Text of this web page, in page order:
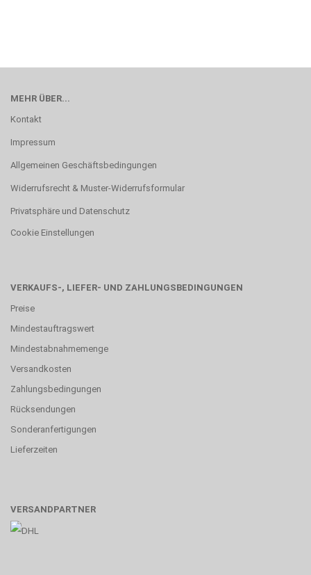
MEHR ÜBER...
Kontakt
Impressum
Allgemeinen Geschäftsbedingungen
Widerrufsrecht & Muster-Widerrufsformular
Privatsphäre und Datenschutz
Cookie Einstellungen
VERKAUFS-, LIEFER- UND ZAHLUNGSBEDINGUNGEN
Preise
Mindestauftragswert
Mindestabnahmemenge
Versandkosten
Zahlungsbedingungen
Rücksendungen
Sonderanfertigungen
Lieferzeiten
VERSANDPARTNER